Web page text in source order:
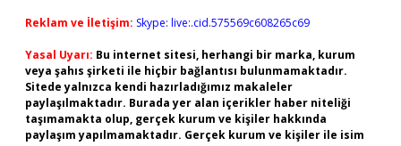
Reklam ve İletişim: Skype: live:.cid.575569c608265c69
Yasal Uyarı: Bu internet sitesi, herhangi bir marka, kurum
veya şahıs şirketi ile hiçbir bağlantısı bulunmamaktadır.
Sitede yalnızca kendi hazırladığımız makaleler
paylaşılmaktadır. Burada yer alan içerikler haber niteliği
taşımamakta olup, gerçek kurum ve kişiler hakkında
paylaşım yapılmamaktadır. Gerçek kurum ve kişiler ile isim